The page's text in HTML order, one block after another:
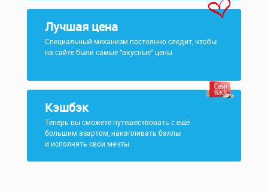
Лучшая цена
Специальный механизм постоянно следит, чтобы
на сайте были самые "вкусные" цены
Кэшбэк
Теперь вы сможете путешествовать с ещё
большим азартом, накапливать баллы
и исполнять свои мечты.